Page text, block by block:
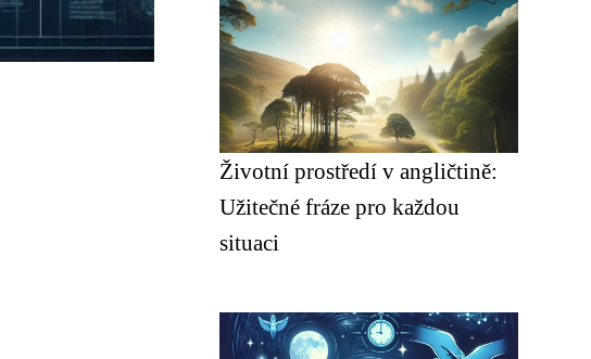
Životní prostředí v angličtině:
Užitečné fráze pro každou
situaci